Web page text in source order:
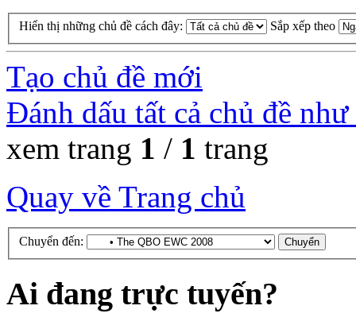
Hiển thị những chủ đề cách đây: Sắp xếp theo
Tạo chủ đề mới
Đánh dấu tất cả chủ đề
xem trang 1 / 1 trang
Quay về Trang chủ
Chuyển đến:
Ai đang trực tuyến?